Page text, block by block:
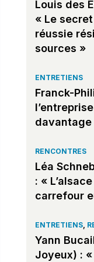
Louis des
« Le
réussie
sources »
ENTRETIENS
Franck-
davantage
RENCONTRES
Léa
: «
carrefour
ENTRETIENS,
Yann
Joyeux) : «